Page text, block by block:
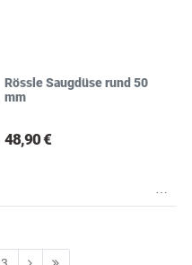
Rössle Saugdüse rund 50
mm
48,90 €